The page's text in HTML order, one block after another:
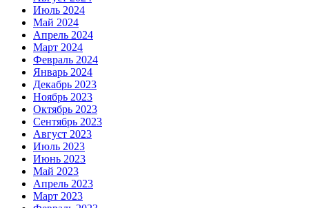
Июль 2024
Май 2024
Апрель 2024
Март 2024
Февраль 2024
Январь 2024
Декабрь 2023
Ноябрь 2023
Октябрь 2023
Сентябрь 2023
Август 2023
Июль 2023
Июнь 2023
Май 2023
Апрель 2023
Март 2023